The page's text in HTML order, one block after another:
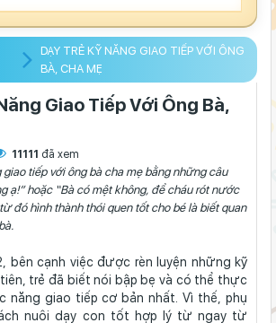
DẠY TRẺ KỸ NĂNG GIAO TIẾP VỚI ÔNG
BÀ, CHA MẸ
Giao Tiếp Với Ông Bà,
11111 đã xem
giao tiếp với ông bà cha mẹ bằng những câu
ạ!” hoặc “Bà có mệt không, để cháu rót nước
đó hình thành thói quen tốt cho bé là biết quan
bên cạnh việc được rèn luyện những kỹ
trẻ đã biết nói bập bẹ và có thể thực
năng giao tiếp cơ bản nhất. Vì thế, phụ
nuôi dạy con tốt hợp lý từ ngay từ